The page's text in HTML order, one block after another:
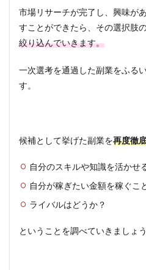
市場リサーチが完了し、興味が
すことができたら、その選択肢
絞り込んでいきます。
一次選考を通過した副業をふる
す。
候補として挙げた副業を再度徹
自分のスキルや知識を活かせ
自分が稼ぎたい金額を稼ぐこ
ライバルはどうか？
ということを調べていきましょう